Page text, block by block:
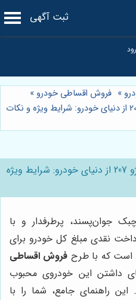
ثبت آگهی
» فروش اقساطی خودرو »
⭐️راهنمای جامع خرید اقساطی پژو 207 از دنیای خودرو: شرایط ویژه و نکات
⭐️راهنمای جامع خرید اقساطی پژو 207 از دنیای خودرو: شرایط ویژه
جوان‌پسند، پرطرفدار و با
نقدی مبلغ کل خودرو برای
است که با طرح فروش اقساطی
داشتن این خودروی محبوب
راهنمای جامع، شما را با